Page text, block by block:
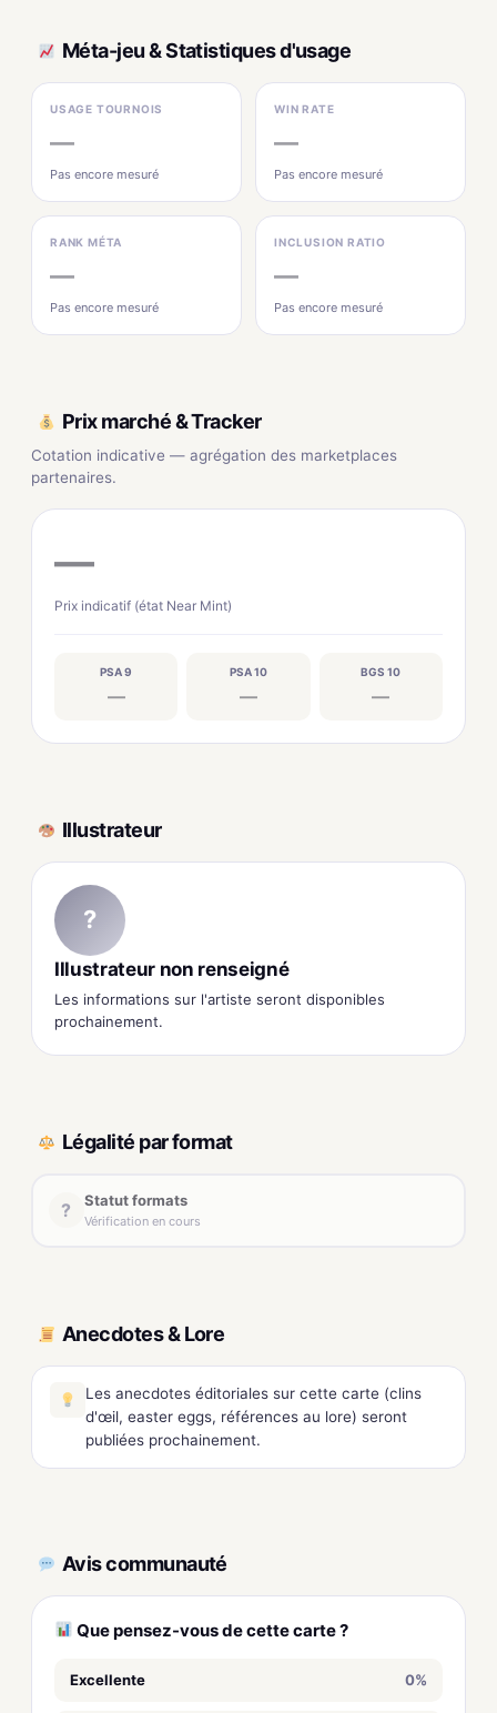
Méta-jeu & Statistiques d'usage
USAGE TOURNOIS
—
Pas encore mesuré
WIN RATE
—
Pas encore mesuré
RANK MÉTA
—
Pas encore mesuré
INCLUSION RATIO
—
Pas encore mesuré
Prix marché & Tracker
Cotation indicative — agrégation des marketplaces
partenaires.
—
Prix indicatif (état Near Mint)
PSA 9
—
PSA 10
—
BGS 10
—
Illustrateur
?
Illustrateur non renseigné
Les informations sur l'artiste seront disponibles
prochainement.
Légalité par format
? Statut formats
Vérification en cours
Anecdotes & Lore
Les anecdotes éditoriales sur cette carte (clins
d'œil, easter eggs, références au lore) seront
publiées prochainement.
Avis communauté
Que pensez-vous de cette carte ?
Excellente 0%